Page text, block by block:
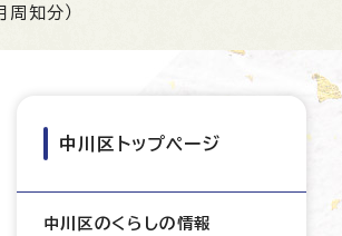
知分）
中川区トップページ
中川区のくらしの情報